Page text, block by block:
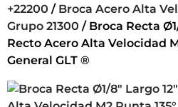
+22200 / Broca Acero Alta
Grupo 21300 / Broca Recta
Recto Acero Alta Velocidad
General GLT ®